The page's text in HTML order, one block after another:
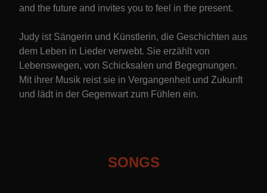
and the future and invites you to feel in the present.
Judy ist Sängerin und Künstlerin, die Geschichten aus
dem Leben in Lieder verwebt. Sie erzählt von
Lebenswegen, von Schicksalen und Begegnungen.
Mit ihrer Musik reist sie in Vergangenheit und Zukunft
und lädt in der Gegenwart zum Fühlen ein.
SONGS